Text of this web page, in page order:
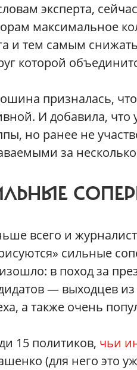
эксперта,
максимальное
и тем самым
которой
призналась,
И добавила,
но ранее не
за
всего и
сильные
в поход за
— выходцев
а также очень
15 политиков, чьи
(для него это